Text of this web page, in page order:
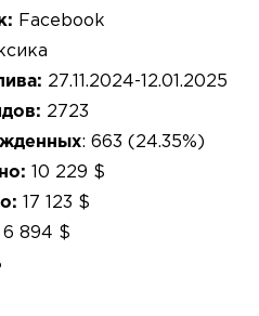
Facebook
27.11.2024-12.01.2025
2723
: 663 (24.35%)
10 229 $
17 123 $
6 894 $